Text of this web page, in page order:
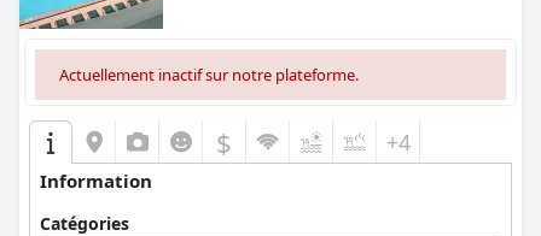
Actuellement inactif sur notre plateforme.
$ +4
Information
Catégories